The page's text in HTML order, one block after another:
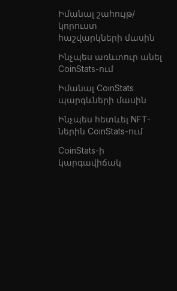
Իմանալ շահույթ/
կորուստ
հաշվարկների մասին
Ինչպես առևտուր անել
CoinStats-ում
Իմանալ CoinStats
պարգևների մասին
Ինչպես հետևել NFT-
ներին CoinStats-ում
CoinStats-ի
կարգավիճակ